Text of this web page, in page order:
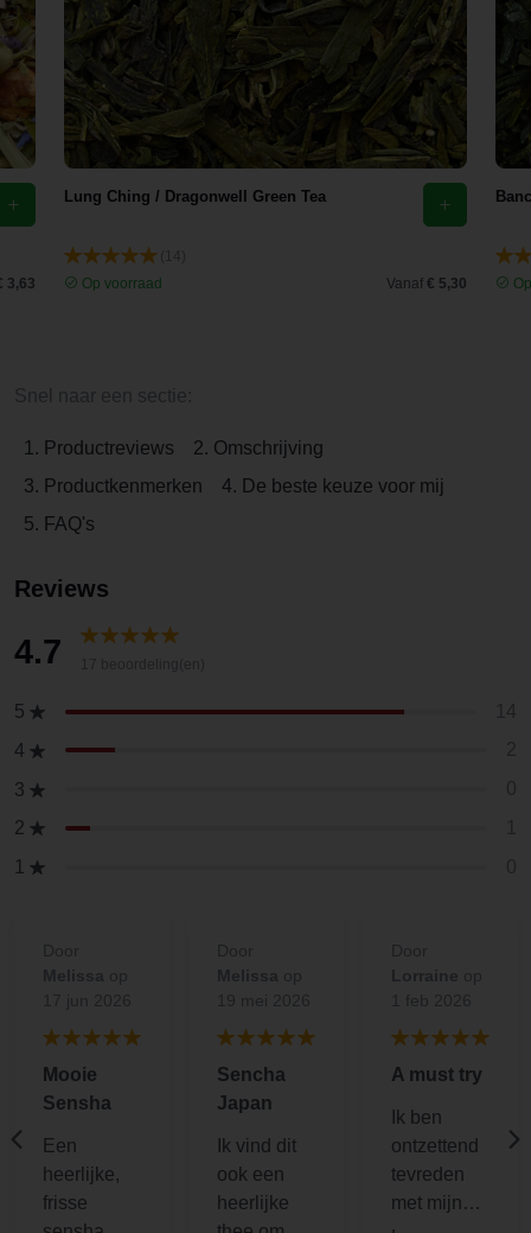
3,63
Lung Ching / Dragonwell Green Tea
Op voorraad
Vanaf € 5,30
1. Productreviews
2. Omschrijving
3. Productkenmerken
4. De beste keuze voor mij
5. FAQ's
Reviews
4.7
5
4
3
2
1
Mooie
Sensha
Een
heerlijke,
frisse
Sencha
Japan
Ik vind dit
ook een
heerlijke
A must try
Ik ben
ontzettend
tevreden
met mijn